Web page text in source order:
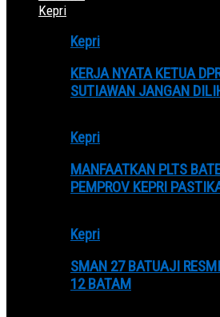
Kepri
Kepri
KERJA NYATA KETUA
SUTIAWAN JANGAN
Kepri
MANFAATKAN PLTS
PEMPROV KEPRI
Kepri
SMAN 27 BATUAJI
12 BATAM